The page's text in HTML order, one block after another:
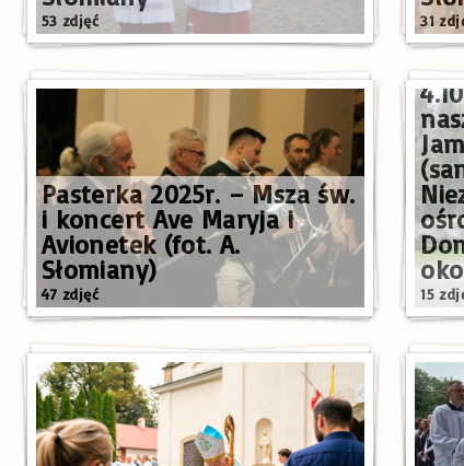
53 zdjęć 31
Pasterka 2025r. – Msza św.
i koncert Ave Maryja i
Avionetek (fot. A.
Słomiany)
47 zdjęć 15